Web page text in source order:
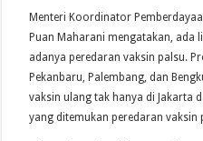
Menteri Koordinator
Puan Maharani mengatakan, ada
adanya peredaran vaksin palsu.
Pekanbaru, Palembang, dan
vaksin ulang tak hanya di Jakarta
yang ditemukan peredaran vaksin